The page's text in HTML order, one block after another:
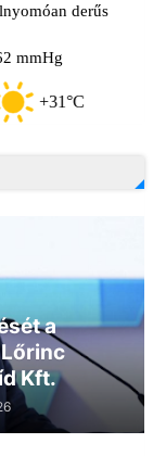
derűs
mmHg
a
Kft.